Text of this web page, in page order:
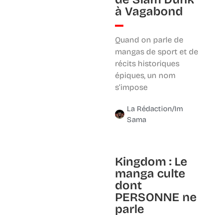
à Vagabond
Quand on parle de
mangas de sport et de
récits historiques
épiques, un nom
s’impose
La Rédaction/Im
Sama
Kingdom : Le
manga culte
dont
PERSONNE ne
parle